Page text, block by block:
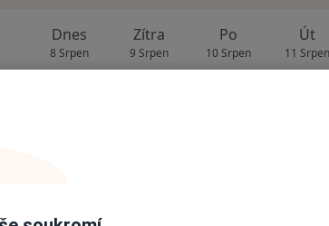
Dnes
8 Srpen
Zítra
9 Srpen
Po
10 Srpen
Út
11 Srpen